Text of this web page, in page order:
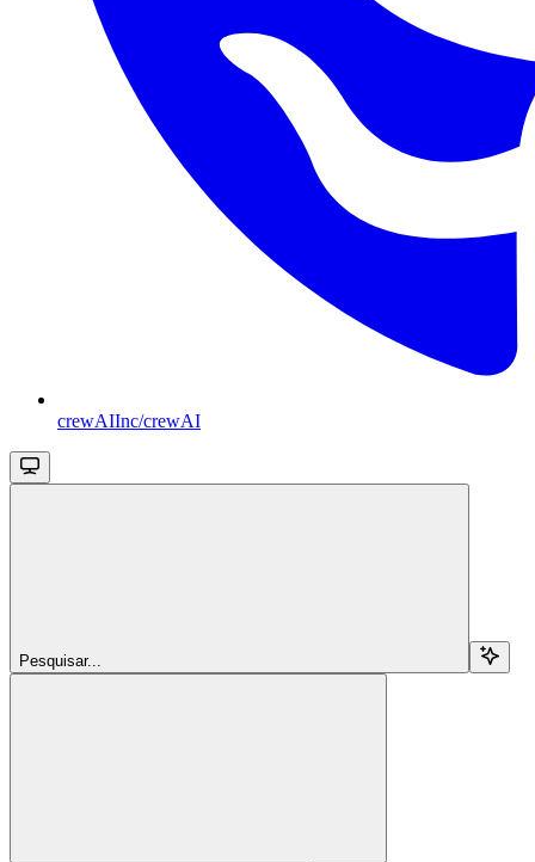
crewAIInc/crewAI
Pesquisar...